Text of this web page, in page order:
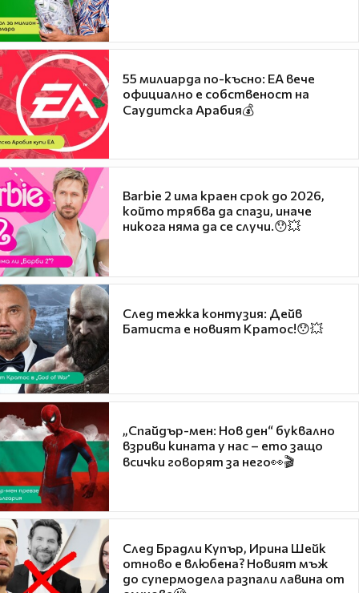
55 милиарда по-късно: EA вече
официално е собственост на
Саудитска Арабия💰
Barbie 2 има краен срок до 2026,
който трябва да спази, иначе
никога няма да се случи.😯💥
След тежка контузия: Дейв
Батиста е новият Кратос!😯💥
„Спайдър-мен: Нов ден“ буквално
взриви кината у нас – ето защо
всички говорят за него👀🎬
След Брадли Купър, Ирина Шейк
отново е влюбена? Новият мъж
до супермодела разпали лавина от